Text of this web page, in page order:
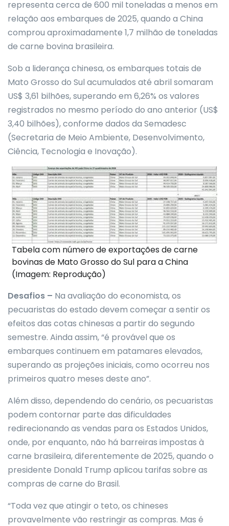
representa cerca de 600 mil toneladas a menos em
relação aos embarques de 2025, quando a China
comprou aproximadamente 1,7 milhão de toneladas
de carne bovina brasileira.
Sob a liderança chinesa, os embarques totais de
Mato Grosso do Sul acumulados até abril somaram
US$ 3,61 bilhões, superando em 6,26% os valores
registrados no mesmo período do ano anterior (US$
3,40 bilhões), conforme dados da Semadesc
(Secretaria de Meio Ambiente, Desenvolvimento,
Ciência, Tecnologia e Inovação).
Tabela com número de exportações de carne
bovinas de Mato Grosso do Sul para a China
(Imagem: Reprodução)
Desafios – Na avaliação do economista, os
pecuaristas do estado devem começar a sentir os
efeitos das cotas chinesas a partir do segundo
semestre. Ainda assim, “é provável que os
embarques continuem em patamares elevados,
superando as projeções iniciais, como ocorreu nos
primeiros quatro meses deste ano”.
Além disso, dependendo do cenário, os pecuaristas
podem contornar parte das dificuldades
redirecionando as vendas para os Estados Unidos,
onde, por enquanto, não há barreiras impostas à
carne brasileira, diferentemente de 2025, quando o
presidente Donald Trump aplicou tarifas sobre as
compras de carne do Brasil.
“Toda vez que atingir o teto, os chineses
provavelmente vão restringir as compras. Mas é